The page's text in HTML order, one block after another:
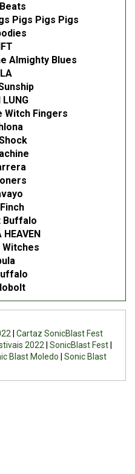
Pigs Pigs Pigs
Almighty Blues
LUNG
Witch Fingers
Buffalo
Cartaz SonicBlast Fest
2022 SonicBlast Fest
Blast Moledo
Sonic Blast